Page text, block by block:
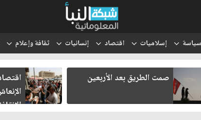
سياسة إسلاميات اقتصاد إنسانيات ثقافة وإعلام
صمت الطريق بعد الأربعين